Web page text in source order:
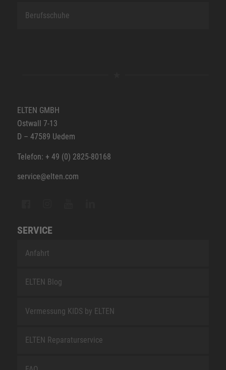
Berufsschuhe
ELTEN GMBH
Ostwall 7-13
D – 47589 Uedem
Telefon: + 49 (0) 2825-80168
service@elten.com
SERVICE
Anfahrt
ELTEN Blog
Vermessung KIDS by ELTEN
ELTEN Reparaturservice